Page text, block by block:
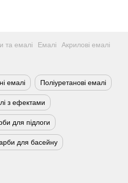
та емалі Емалі Акрилові емалі
емалі Поліуретанові емалі
з ефектами
для підлоги
для басейну